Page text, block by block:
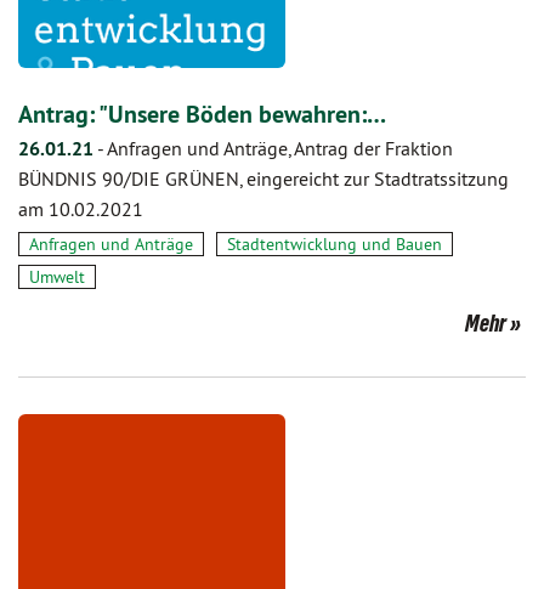
Antrag: "Unsere Böden bewahren:…
26.01.21 -Anfragen und Anträge, Antrag der Fraktion
BÜNDNIS 90/DIE GRÜNEN, eingereicht zur Stadtratssitzung
am 10.02.2021
Anfragen und Anträge
Stadtentwicklung und Bauen
Umwelt
Mehr